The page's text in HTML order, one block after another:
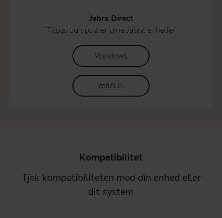
Jabra Direct
Tilpas og opdater dine Jabra-enheder
Windows
macOS
Kompatibilitet
Tjek kompatibiliteten med din enhed eller
dit system